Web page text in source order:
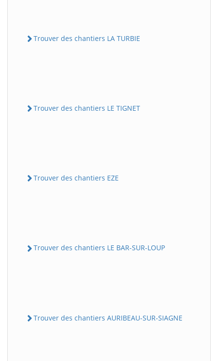
Trouver des chantiers LA TURBIE
Trouver des chantiers LE TIGNET
Trouver des chantiers EZE
Trouver des chantiers LE BAR-SUR-LOUP
Trouver des chantiers AURIBEAU-SUR-SIAGNE